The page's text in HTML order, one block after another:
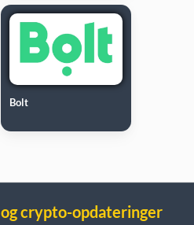
Bolt
crypto-opdateringer